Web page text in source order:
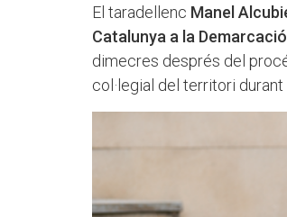
El taradellenc Manel
Catalunya a la
dimecres després del
col·legial del territori durant